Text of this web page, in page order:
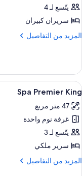
Premier
Two
Queen
يتّسع لـ 4
سريران كبيران
المزيد من التفاصيل
المزيد
Spa
Premier
Two
Queen
استعراض
جميع
صور
Spa
Premier
King
5
Spa Premier King
47 متر مربع
غرفة نوم واحدة
يتّسع لـ 3
سرير ملكي
المزيد من التفاصيل
المزيد